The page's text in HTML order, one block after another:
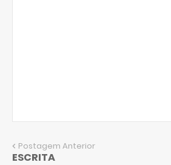
Postagem Anterior
ESCRITA